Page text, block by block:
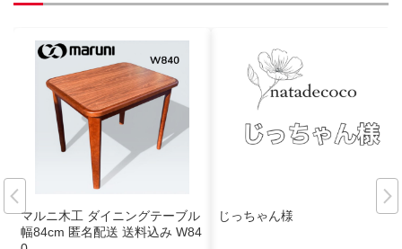
マルニ木工 ダイニングテーブル
幅84cm 匿名配送 送料込み W84
じっちゃん様